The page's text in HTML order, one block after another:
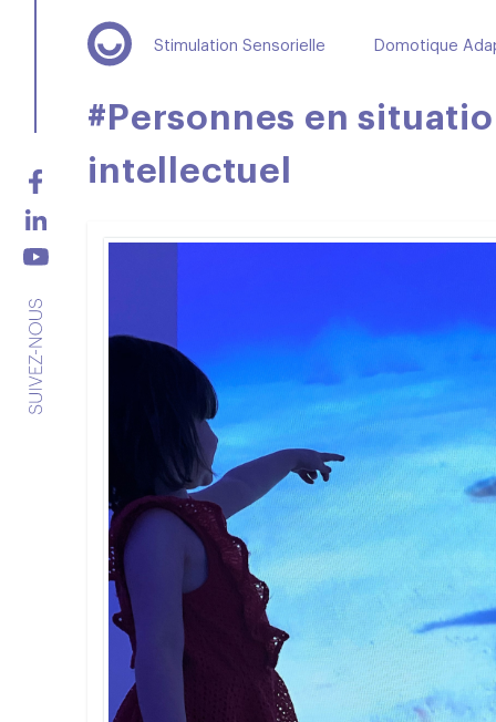
Stimulation Sensorielle Domotique
#Personnes en
intellectuel